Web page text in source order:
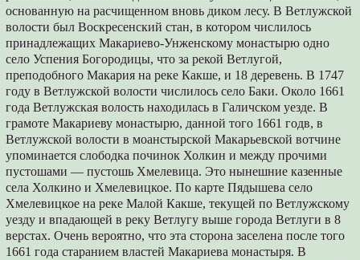
основанную на расчищенном вновь диком лесу. В Ветлужской
волости был Воскресенский стан, в котором числилось
принадлежащих Макариево-Унженскому монастырю одно
село Успения Богородицы, что за рекой Ветлугой,
преподобного Макария на реке Какше, и 18 деревень. В 1747
году в Ветлужской волости числилось село Баки. Около 1661
года Ветлужская волость находилась в Галичском уезде. В
грамоте Макариеву монастырю, данной того 1661 годв, в
Ветлужской волости в моанстырской Макарьевской вотчине
упоминается слободка починок Холкин и между прочими
пустошами — пустошь Хмелевица. Это нынешние казенные
села Холкино и Хмелевицкое. По карте Пядышева село
Хмелевицкое на реке Малой Какше, текущей по Ветлужскому
уезду и впадающей в реку Ветлугу выше города Ветлуги в 8
верстах. Очень вероятно, что эта сторона заселена после того
1661 года старанием властей Макариева монастыря. В